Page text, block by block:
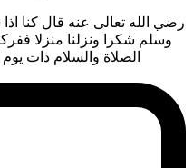
رضي الله تعالى عنه قال كنا
وسلم شكرا ونزلنا منزلا
الصلاة والسلام ذات